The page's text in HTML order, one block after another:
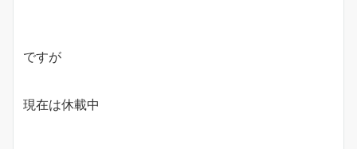
ですが
現在は休載中